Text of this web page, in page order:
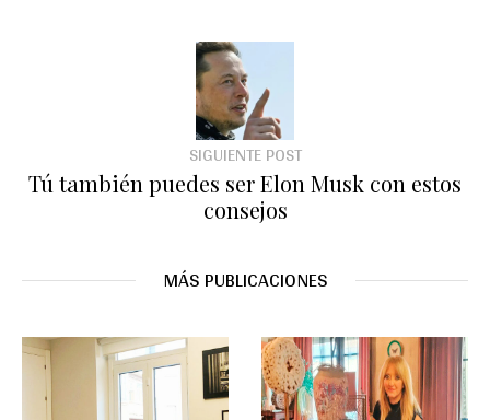
SIGUIENTE POST
Tú también puedes ser Elon Musk con estos
consejos
MÁS PUBLICACIONES